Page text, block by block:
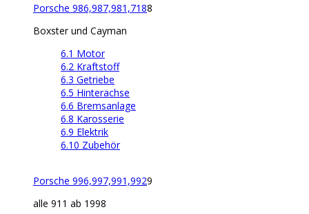
Porsche 986,987,981,7188
Boxster und Cayman
6.1 Motor
6.2 Kraftstoff
6.3 Getriebe
6.5 Hinterachse
6.6 Bremsanlage
6.8 Karosserie
6.9 Elektrik
6.10 Zubehör
Porsche 996,997,991,9929
alle 911 ab 1998